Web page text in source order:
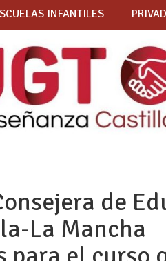
INFANTILES
de
La Mancha